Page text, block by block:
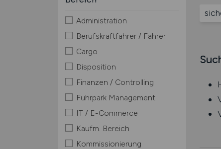
Administration
Berufskraftfahrer / Fahrer
Cargo
Disposition
Finanzen / Controlling
Fuhrpark Management
IT / E-Commerce
Kaufm. Bereich
Kommissionierung